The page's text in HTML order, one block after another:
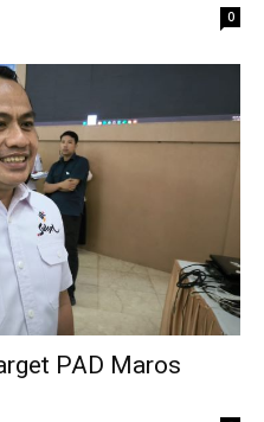
0
PAD Maros